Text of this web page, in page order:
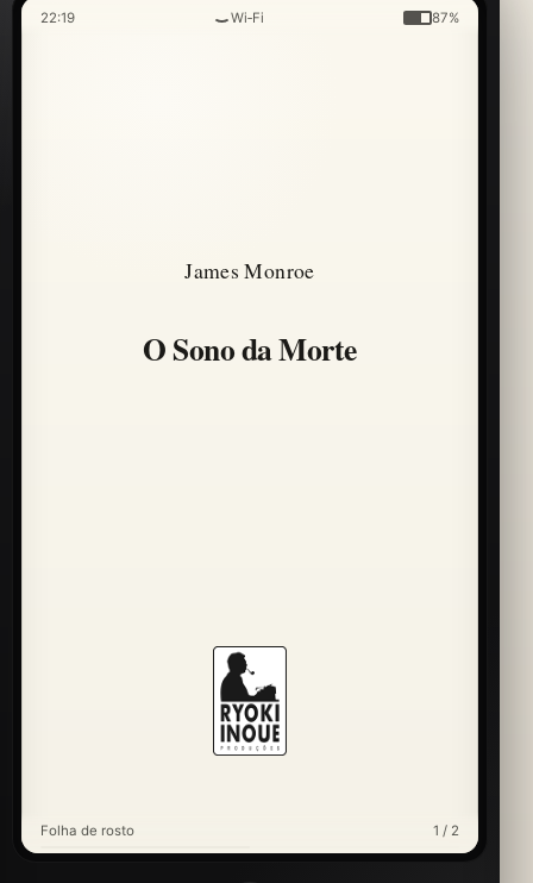
22:19 Wi‑Fi 87%
James Monroe
O Sono da Morte
Folha de rosto 1 / 2